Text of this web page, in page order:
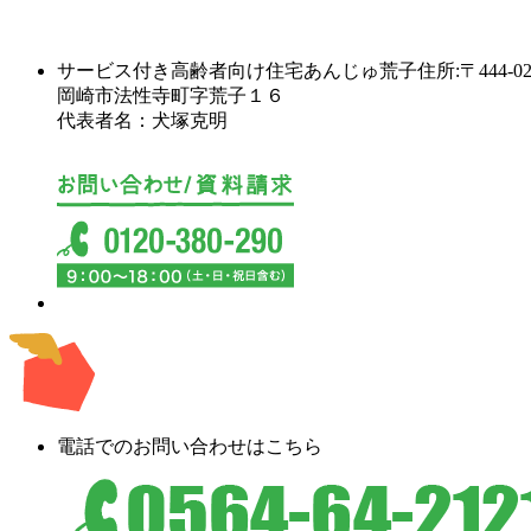
サービス付き高齢者向け住宅あんじゅ荒子住所:〒444-
岡崎市法性寺町字荒子１６
代表者名：犬塚克明
電話でのお問い合わせはこちら